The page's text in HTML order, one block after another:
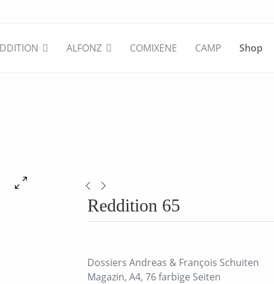
ALFONZ COMIXENE CAMP Shop
Reddition 65
Dossiers Andreas & François Schuiten
Magazin, A4, 76 farbige Seiten